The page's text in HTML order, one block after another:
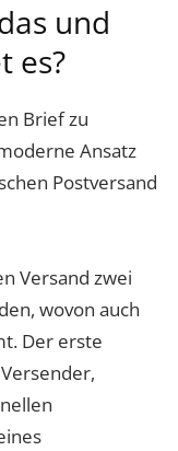
und
es?
Brief zu
Ansatz
Postversand
Versand zwei
wovon auch
Der erste